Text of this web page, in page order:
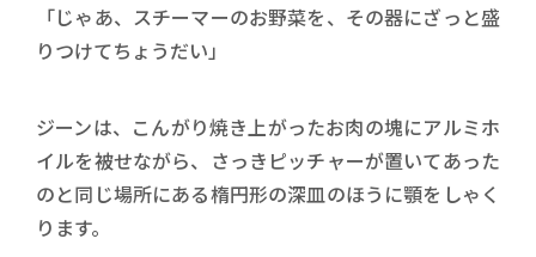
「じゃあ、スチーマーのお野菜を、その器にざっと盛
りつけてちょうだい」
ジーンは、こんがり焼き上がったお肉の塊にアルミホ
イルを被せながら、さっきピッチャーが置いてあった
のと同じ場所にある楕円形の深皿のほうに顎をしゃく
ります。